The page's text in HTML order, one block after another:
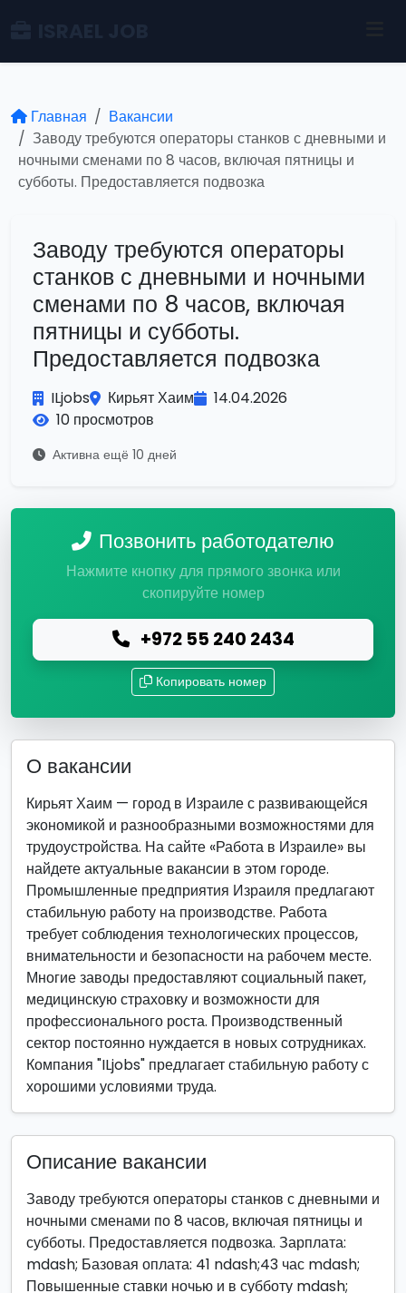
Главная
Вакансии
Заводу требуются операторы станков с дневными и
ночными сменами по 8 часов, включая пятницы и
субботы. Предоставляется подвозка
Заводу требуются операторы
станков с дневными и ночными
сменами по 8 часов, включая
пятницы и субботы.
Предоставляется подвозка
ILjobs Кирьят Хаим
14.04.2026
10 просмотров
Активна ещё 10 дней
Позвонить работодателю
Нажмите кнопку для прямого звонка или
скопируйте номер
+972 55 240 2434
Копировать номер
О вакансии
Кирьят Хаим — город в Израиле с развивающейся
экономикой и разнообразными возможностями для
трудоустройства. На сайте «Работа в Израиле» вы
найдете актуальные вакансии в этом городе.
Промышленные предприятия Израиля предлагают
стабильную работу на производстве. Работа
требует соблюдения технологических процессов,
внимательности и безопасности на рабочем месте.
Многие заводы предоставляют социальный пакет,
медицинскую страховку и возможности для
профессионального роста. Производственный
сектор постоянно нуждается в новых сотрудниках.
Компания "ILjobs" предлагает стабильную работу с
хорошими условиями труда.
Описание вакансии
Заводу требуются операторы станков с дневными и
ночными сменами по 8 часов, включая пятницы и
субботы. Предоставляется подвозка. Зарплата:
mdash; Базовая оплата: 41 ndash;43 час mdash;
Повышенные ставки ночью и в субботу mdash;